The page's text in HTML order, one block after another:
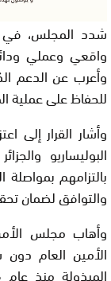
شدد المجلس، في
واقعي وعملي
وأعرب عن الدعم
للحفاظ على عملية
وأشار القرار
البوليساريو
بالتزامهم
والتوافق لضمان
وأهاب مجلس
الأمين العام